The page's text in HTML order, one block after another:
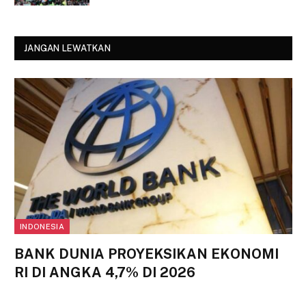
JANGAN LEWATKAN
INDONESIA
BANK DUNIA PROYEKSIKAN EKONOMI
RI DI ANGKA 4,7% DI 2026